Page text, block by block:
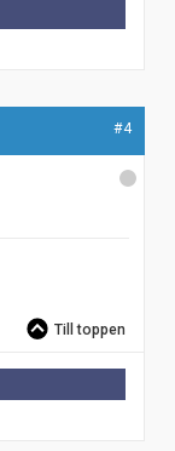
#4
Till toppen